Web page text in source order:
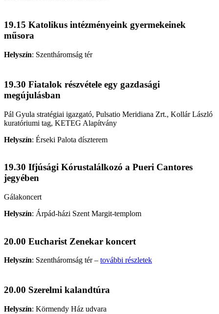
19.15 Katolikus intézményeink gyermekeinek
műsora
Helyszín: Szentháromság tér
19.30 Fiatalok részvétele egy gazdasági
megújulásban
Pál Gyula stratégiai igazgató, Pulsatio Meridiana Zrt., Kollár László
kuratóriumi tag, KETEG Alapítvány
Helyszín: Érseki Palota díszterem
19.30 Ifjúsági Kórustalálkozó a Pueri Cantores
jegyében
Gálakoncert
Helyszín: Árpád-házi Szent Margit-templom
20.00 Eucharist Zenekar koncert
Helyszín: Szentháromság tér – további részletek
20.00 Szerelmi kalandtúra
Helyszín: Körmendy Ház udvara